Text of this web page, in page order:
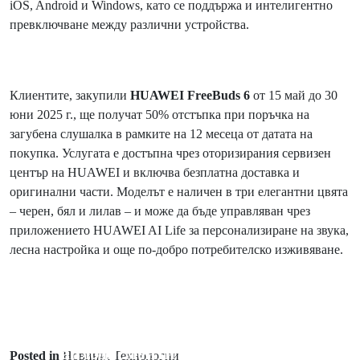
iOS, Android и Windows, като се поддържа и интелигентно
превключване между различни устройства.
Клиентите, закупили HUAWEI FreeBuds 6 от 15 май до 30
юни 2025 г., ще получат 50% отстъпка при поръчка на
загубена слушалка в рамките на 12 месеца от датата на
покупка. Услугата е достъпна чрез оторизирания сервизен
център на HUAWEI и включва безплатна доставка и
оригинални части. Моделът е наличен в три елегантни цвята
– черен, бял и лилав – и може да бъде управляван чрез
приложението HUAWEI AI Life за персонализиране на звука,
лесна настройка и още по-добро потребителско изживяване.
Posted in Новини, Технологии
аплодисменти за Masterpiece,